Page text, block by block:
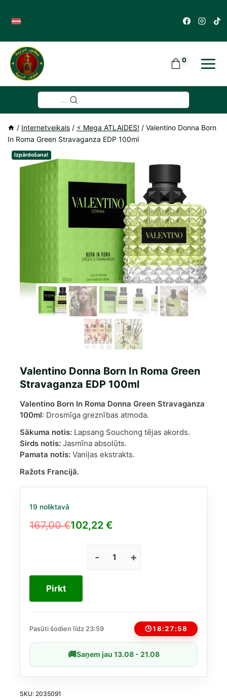
content
0
/ Internetveikals / ⚡️ Mega ATLAIDES! / Valentino Donna Born
In Roma Green Stravaganza EDP 100ml
Izpārdošana!
Valentino Donna Born In Roma Green
Stravaganza EDP 100ml
Valentino Born In Roma Donna Green Stravaganza
100ml: Drosmīga greznības atmoda.
Sākuma notis: Lapsang Souchong tējas akords.
Sirds notis: Jasmīna absolūts.
Pamata notis: Vaniļas ekstrakts.
Ražots Francijā.
19 noliktavā
167,00€
Original
167,00 €.
102,22 €
Current
102,22 €.
Valentino
Stravaganza
100ml
Pirkt
Pasūti šodien līdz 23:59 🕒18:27:58
🚚Saņem jau 13.08 - 21.08
SKU: 2035091